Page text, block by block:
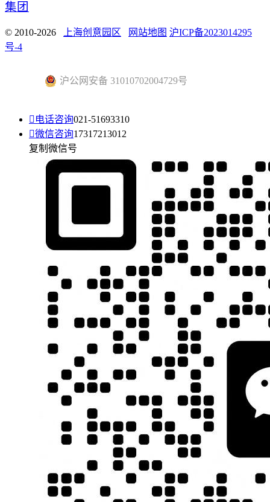
集团
© 2010-2026 上海创意园区 网站地图 沪ICP备2023014295
号-4
沪公网安备 31010702004729号
 电话咨询021-51693310
微信咨询17317213012
复制微信号